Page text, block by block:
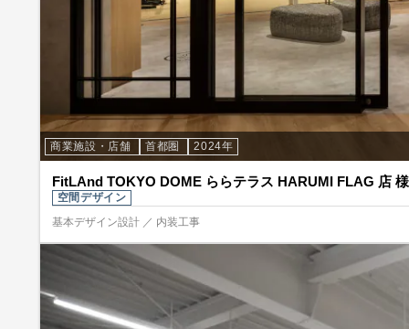
商業施設・店舗 首都圏 2024年
FitLAnd TOKYO DOME ららテラス HARUMI FLAG 店 様
空間デザイン
基本デザイン設計 ／ 内装工事